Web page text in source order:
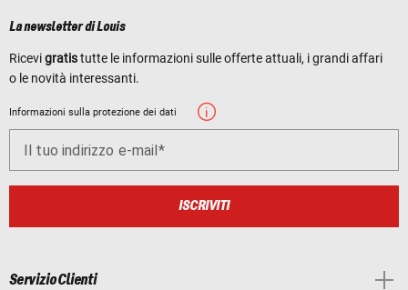
La newsletter di Louis
Ricevigratistutte le informazioni sulle offerte attuali, i grandi affari
o le novità interessanti.
Informazioni sulla protezione dei dati
Il tuo indirizzo e-mail
ISCRIVITI
Servizio Clienti